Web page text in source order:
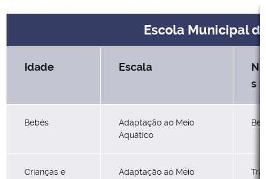
Escola Municipal
Idade Escala
s
Bebés
Adaptação ao Meio
Aquático
Crianças e
Adaptação ao Meio